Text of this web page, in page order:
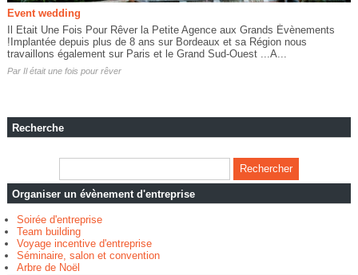
Event wedding
Il Etait Une Fois Pour Rêver la Petite Agence aux Grands Évènements
!Implantée depuis plus de 8 ans sur Bordeaux et sa Région nous
travaillons également sur Paris et le Grand Sud-Ouest ...A...
Par Il était une fois pour rêver
Recherche
Organiser un évènement d'entreprise
Soirée d'entreprise
Team building
Voyage incentive d'entreprise
Séminaire, salon et convention
Arbre de Noël